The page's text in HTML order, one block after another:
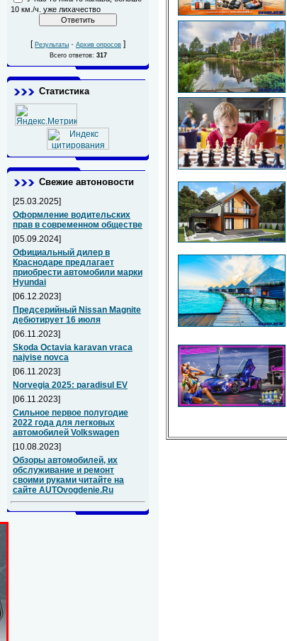
10 км./ч. уже лихачество
[ Результаты · Архив опросов ]
Всего ответов: 317
Статистика
Свежие автоновости
[25.03.2025]
Оформление водительских
прав в современном обществе
[05.09.2024]
Официальный дилер в
Краснодаре предлагает
приобрести автомобили марки
Hyundai
[06.12.2023]
Предсерийный Nissan Magnite
дебютирует 16 июля
[06.11.2023]
Skoda Octavia karavan vraca
najvise novca
[06.11.2023]
Norvegia 2025: paradisul EV
[06.11.2023]
Сильное первое полугодие
2022 года для легковых
автомобилей Volkswagen
[10.08.2023]
Обзоры автомобилей, их
обслуживание и ремонт
своими руками читайте на
сайте AUTOvogdenie.Ru